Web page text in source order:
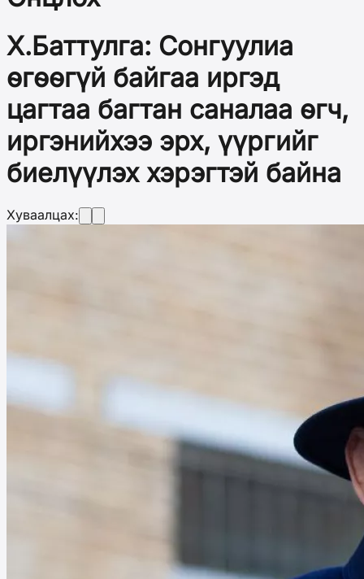
Х.Баттулга: Сонгуулиа
өгөөгүй байгаа иргэд
цагтаа багтан саналаа өгч,
иргэнийхээ эрх, үүргийг
биелүүлэх хэрэгтэй байна
Хуваалцах: